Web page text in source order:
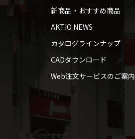
新商品・おすすめ商品
AKTIO NEWS
カタログラインナップ
CADダウンロード
Web注文サービスのご案内